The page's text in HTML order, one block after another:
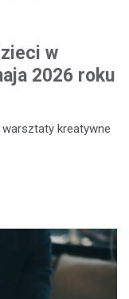
w
2026 roku
kreatywne